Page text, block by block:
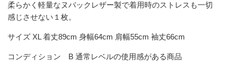
柔らかく軽量なヌバックレザー製で着用時のストレスも一切
感じさせない１枚。
サイズ XL 着丈89cm 身幅64cm 肩幅55cm 袖丈66cm
コンディション B 通常レベルの使用感がある商品